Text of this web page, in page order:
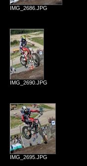
IMG_2686.JPG
IMG_2690.JPG
IMG_2695.JPG